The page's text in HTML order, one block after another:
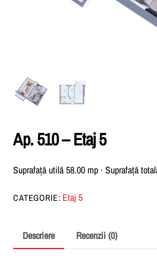
Ap. 510 – Etaj 5
Suprafață utilă 58.00 mp · Suprafață
CATEGORIE: Etaj 5
Descriere Recenzii (0)